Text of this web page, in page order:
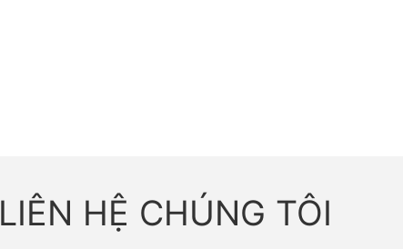
LIÊN HỆ CHÚNG TÔI